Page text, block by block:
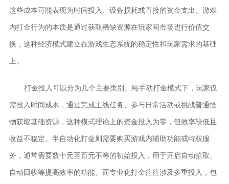
这些成本可能表现为时间投入、设备损耗或直接的资金支出。游戏
内打金行为的本质是通过获取稀缺资源在玩家间市场进行价值交
换，这种经济模式建立在游戏生态系统的稳定性和玩家需求的基础
上。
打金投入可以分为几个主要类别。纯手动打金模式下，玩家仅
需投入时间成本，通过完成主线任务、参与日常活动或挑战普通怪
物获取基础资源，这种模式理论上的资金投入为零，但效率较低且
收益不稳定。半自动化打金则需要购买游戏内辅助功能或特权服
务，通常需要数十元至百元不等的初始投入，用于开启自动拾取、
自动回收等提高效率的功能。而专业化打金往往涉及多重投入，包